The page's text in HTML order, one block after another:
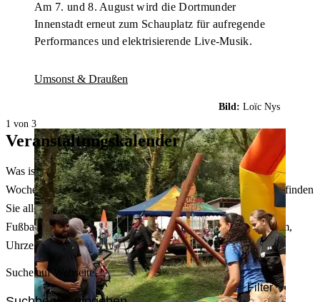
Am 7. und 8. August wird die Dortmunder
Innenstadt erneut zum Schauplatz für aufregende
Performances und elektrisierende Live-Musik.
Umsonst & Draußen
Bild: Loïc Nys
1 von 3
Veranstaltungskalender
Was ist heute in Dortmund los? Welche Konzerte gibt es am
Wochenende? Im größten Veranstaltungskalender Dortmunds finden
Sie alle Events – von der Stadt- oder Museumsführung übers
Fußballspiel bis zum Flohmarkt. Sie können dabei nach Datum,
Uhrzeit, Ort oder Art der Veranstaltung auswählen. Viel Spaß!
Suche auf Webseite
Filter